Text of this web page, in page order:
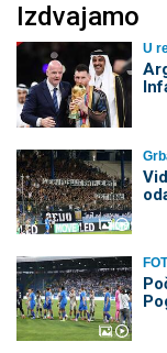
Izdvajamo
U